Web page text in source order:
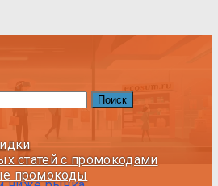
статей с промокодами
промокоды